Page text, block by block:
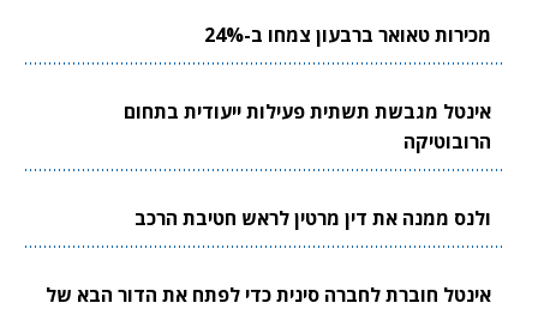
מכירות טאואר ברבעון צמחו ב-24%
אינטל מגבשת תשתית פעילות ייעודית בתחום
הרובוטיקה
ולנס ממנה את דין מרטין לראש חטיבת הרכב
אינטל חוברת לחברה סינית כדי לפתח את הדור הבא של